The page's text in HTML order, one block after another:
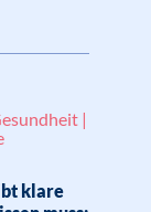
|
klare